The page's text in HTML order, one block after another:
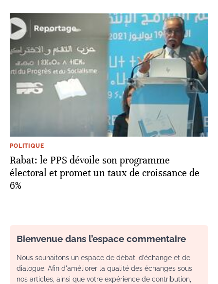
POLITIQUE
Rabat: le PPS dévoile son programme
électoral et promet un taux de croissance de
6%
Bienvenue dans l’espace commentaire
Nous souhaitons un espace de débat, d’échange et de
dialogue. Afin d'améliorer la qualité des échanges sous
nos articles, ainsi que votre expérience de contribution,